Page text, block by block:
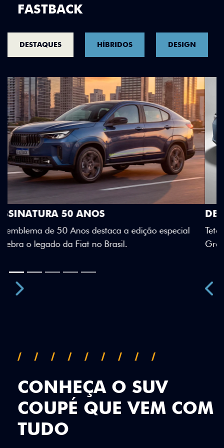
FASTBACK
DESTAQUES HÍBRIDOS DESIGN
DESIGN QUE SE DESTACA
Teto bicolor, adesivos estilizados e detalhes em Citrus
Green criam uma identidade visual única.
CONHEÇA O SUV
COUPÉ QUE VEM COM
TUDO